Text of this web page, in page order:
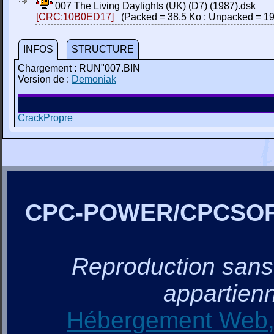
007 The Living Daylights (UK) (D7) (1987).dsk
[CRC:10B0ED17]
(Packed = 38.5 Ko ; Unpacked =
INFOS
STRUCTURE
Chargement : RUN"007.BIN
Version de : Demoniak
CrackPropre
CPC-POWER/
Reproduction
Hébergement